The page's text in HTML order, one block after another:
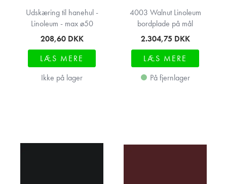
Udskæring til hanehul -
Linoleum - max ø50
208,60 DKK
LÆS MERE
Ikke på lager
4003 Walnut Linoleum
bordplade på mål
2.304,75 DKK
LÆS MERE
På fjernlager